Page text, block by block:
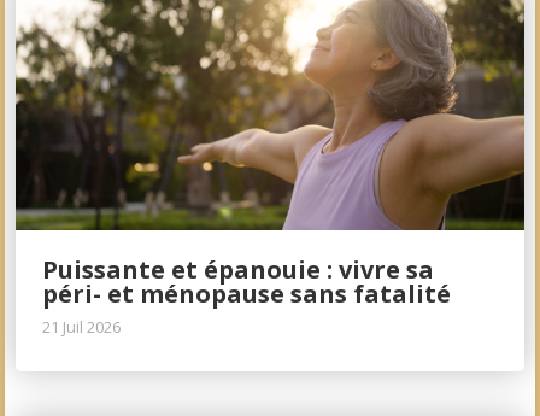
Puissante et épanouie : vivre sa
péri- et ménopause sans fatalité
21 Juil 2026